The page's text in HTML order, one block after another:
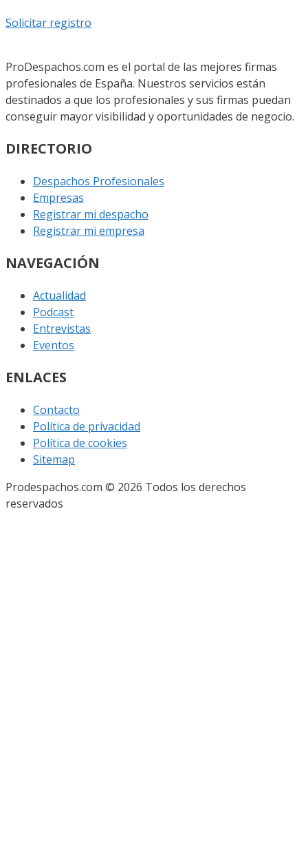
Solicitar registro
ProDespachos.com es el portal de las mejores firmas
profesionales de España. Nuestros servicios están
destinados a que los profesionales y sus firmas puedan
conseguir mayor visibilidad y oportunidades de negocio.
DIRECTORIO
Despachos Profesionales
Empresas
Registrar mi despacho
Registrar mi empresa
NAVEGACIÓN
Actualidad
Podcast
Entrevistas
Eventos
ENLACES
Contacto
Política de privacidad
Política de cookies
Sitemap
Prodespachos.com © 2026 Todos los derechos
reservados